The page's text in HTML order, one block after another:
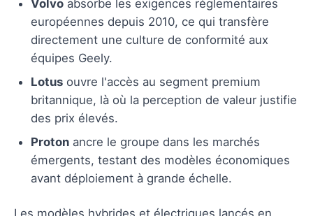
Volvo absorbe les exigences réglementaires
européennes depuis 2010, ce qui transfère
directement une culture de conformité aux
équipes Geely.
Lotus ouvre l'accès au segment premium
britannique, là où la perception de valeur justifie
des prix élevés.
Proton ancre le groupe dans les marchés
émergents, testant des modèles économiques
avant déploiement à grande échelle.
Les modèles hybrides et électriques lancés en